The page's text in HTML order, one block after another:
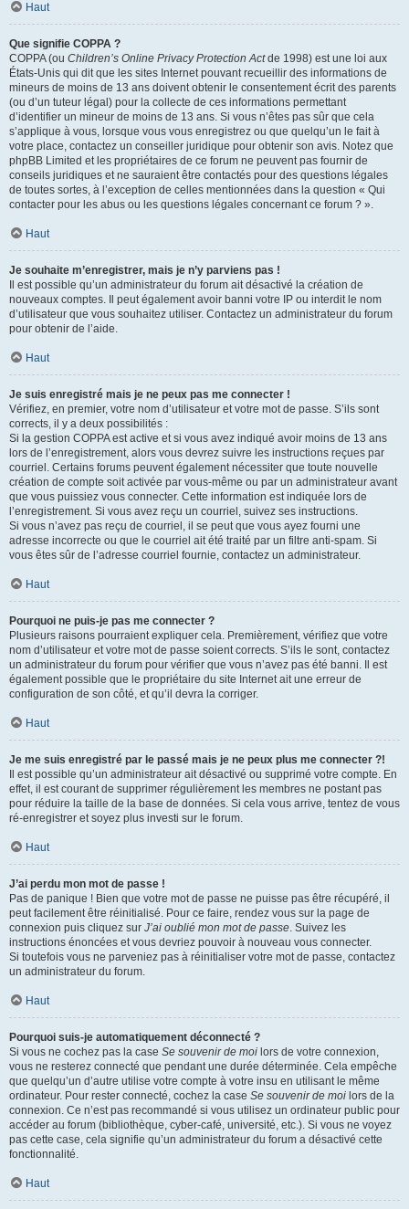
Haut
Que signifie COPPA ?
COPPA (ou Children’s Online Privacy Protection Actde 1998) est une loi aux
États-Unis qui dit que les sites Internet pouvant recueillir des informations de
mineurs de moins de 13 ans doivent obtenir le consentement écrit des parents
(ou d’un tuteur légal) pour la collecte de ces informations permettant
d’identifier un mineur de moins de 13 ans. Si vous n’êtes pas sûr que cela
s’applique à vous, lorsque vous vous enregistrez ou que quelqu’un le fait à
votre place, contactez un conseiller juridique pour obtenir son avis. Notez que
phpBB Limited et les propriétaires de ce forum ne peuvent pas fournir de
conseils juridiques et ne sauraient être contactés pour des questions légales
de toutes sortes, à l’exception de celles mentionnées dans la question « Qui
contacter pour les abus ou les questions légales concernant ce forum ? ».
Haut
Je souhaite m’enregistrer, mais je n’y parviens pas !
Il est possible qu’un administrateur du forum ait désactivé la création de
nouveaux comptes. Il peut également avoir banni votre IP ou interdit le nom
d’utilisateur que vous souhaitez utiliser. Contactez un administrateur du forum
pour obtenir de l’aide.
Haut
Je suis enregistré mais je ne peux pas me connecter !
Vérifiez, en premier, votre nom d’utilisateur et votre mot de passe. S’ils sont
corrects, il y a deux possibilités :
Si la gestion COPPA est active et si vous avez indiqué avoir moins de 13 ans
lors de l’enregistrement, alors vous devrez suivre les instructions reçues par
courriel. Certains forums peuvent également nécessiter que toute nouvelle
création de compte soit activée par vous-même ou par un administrateur avant
que vous puissiez vous connecter. Cette information est indiquée lors de
l’enregistrement. Si vous avez reçu un courriel, suivez ses instructions.
Si vous n’avez pas reçu de courriel, il se peut que vous ayez fourni une
adresse incorrecte ou que le courriel ait été traité par un filtre anti-spam. Si
vous êtes sûr de l’adresse courriel fournie, contactez un administrateur.
Haut
Pourquoi ne puis-je pas me connecter ?
Plusieurs raisons pourraient expliquer cela. Premièrement, vérifiez que votre
nom d’utilisateur et votre mot de passe soient corrects. S’ils le sont, contactez
un administrateur du forum pour vérifier que vous n’avez pas été banni. Il est
également possible que le propriétaire du site Internet ait une erreur de
configuration de son côté, et qu’il devra la corriger.
Haut
Je me suis enregistré par le passé mais je ne peux plus me connecter ?!
Il est possible qu’un administrateur ait désactivé ou supprimé votre compte. En
effet, il est courant de supprimer régulièrement les membres ne postant pas
pour réduire la taille de la base de données. Si cela vous arrive, tentez de vous
ré-enregistrer et soyez plus investi sur le forum.
Haut
J’ai perdu mon mot de passe !
Pas de panique ! Bien que votre mot de passe ne puisse pas être récupéré, il
peut facilement être réinitialisé. Pour ce faire, rendez vous sur la page de
connexion puis cliquez sur J’ai oublié mon mot de passe. Suivez les
instructions énoncées et vous devriez pouvoir à nouveau vous connecter.
Si toutefois vous ne parveniez pas à réinitialiser votre mot de passe, contactez
un administrateur du forum.
Haut
Pourquoi suis-je automatiquement déconnecté ?
Si vous ne cochez pas la case Se souvenir de moi lors de votre connexion,
vous ne resterez connecté que pendant une durée déterminée. Cela empêche
que quelqu’un d’autre utilise votre compte à votre insu en utilisant le même
ordinateur. Pour rester connecté, cochez la case Se souvenir de moi lors de la
connexion. Ce n’est pas recommandé si vous utilisez un ordinateur public pour
accéder au forum (bibliothèque, cyber-café, université, etc.). Si vous ne voyez
pas cette case, cela signifie qu’un administrateur du forum a désactivé cette
fonctionnalité.
Haut